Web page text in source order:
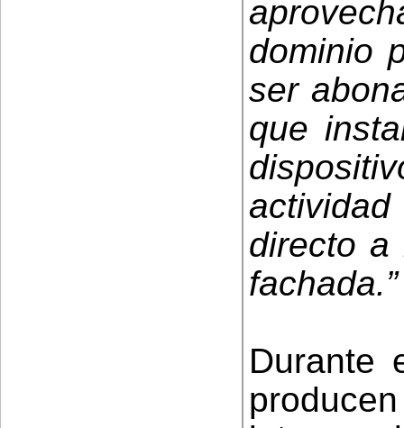
dominio
ser
que
directo
fachada.”
Durante